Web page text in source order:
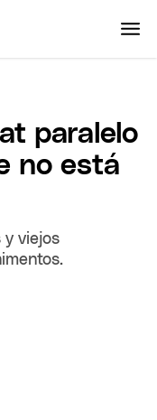
paralelo
no está
y viejos